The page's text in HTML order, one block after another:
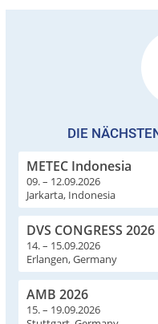
DIE
METEC Indonesia
09. – 12.09.2026
Jarkarta, Indonesia
DVS CONGRESS 2026
14. – 15.09.2026
Erlangen, Germany
AMB 2026
15. – 19.09.2026